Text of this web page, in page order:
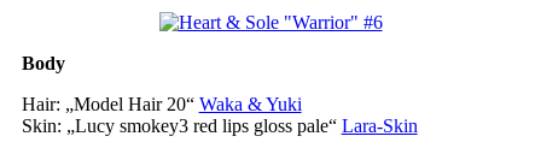
Body
Hair: „Model Hair 20“ Waka & Yuki
Skin: „Lucy smokey3 red lips gloss pale“ Lara-Skin